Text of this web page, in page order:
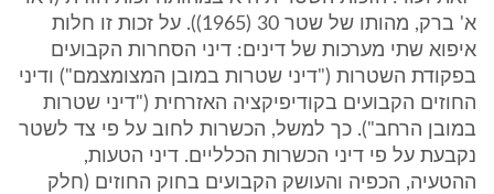
א' ברק, מהותו של שטר 30 (1965)). על זכות זו חלות
איפוא שתי מערכות של דינים: דיני הסחרות הקבועים
בפקודת השטרות ("דיני שטרות במובן המצומצמם") ודיני
החוזים הקבועים בקודיפיקציה האזרחית ("דיני שטרות
במובן הרחב"). כך למשל, הכשרות לחוב על פי צד לשטר
נקבעת על פי דיני הכשרות הכלליים. דיני הטעות,
ההטעיה, הכפיה והעושק הקבועים בחוק החוזים (חלק